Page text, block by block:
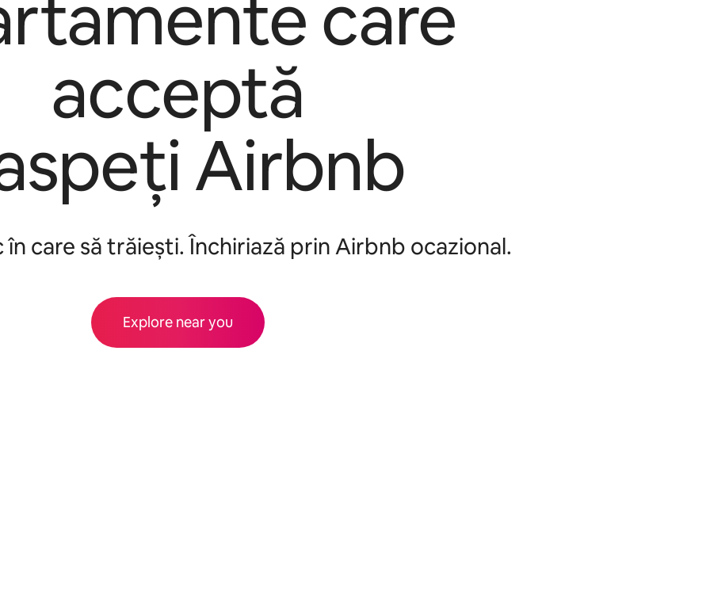
care
acceptă
Airbnb
în care să trăiești. Închiriază prin Airbnb ocazional.
Explore near you